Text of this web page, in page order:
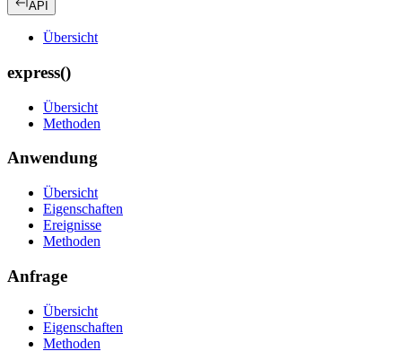
API
Übersicht
express()
Übersicht
Methoden
Anwendung
Übersicht
Eigenschaften
Ereignisse
Methoden
Anfrage
Übersicht
Eigenschaften
Methoden